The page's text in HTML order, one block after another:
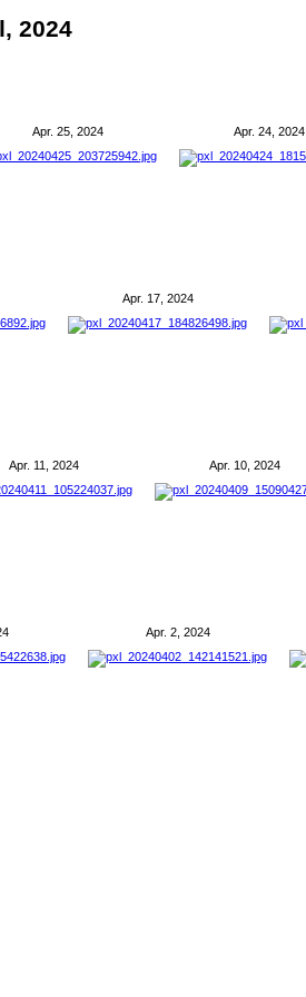
2024
Apr. 25, 2024 Apr. 24, 2024
Apr. 17, 2024
Apr. 11, 2024 Apr. 10, 2024
Apr. 2, 2024